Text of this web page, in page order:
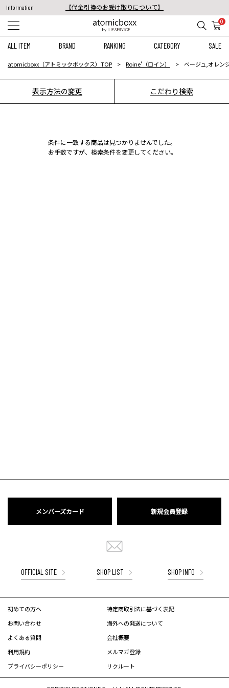
Information
【代金引換のお受け取りについて】
税込11,000円以上のご注文で送料無料！
0
ALL ITEM BRAND RANKING CATEGORY SALE
atomicboxx（アトミックボックス）TOP Roine'（ロイン） ベージュ,オレン
表示方法の変更 こだわり検索
条件に一致する商品は見つかりませんでした。
お手数ですが、検索条件を変更してください。
メンバーズカード 新規会員登録
OFFICIAL SITE SHOP LIST SHOP INFO
初めての方へ
お問い合わせ
よくある質問
利用規約
プライバシーポリシー
特定商取引法に基づく表記
海外への発送について
会社概要
メルマガ登録
リクルート